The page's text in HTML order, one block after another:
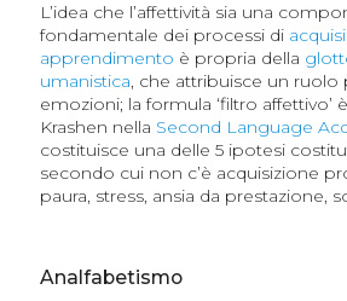
L’idea che l’affettività sia una
fondamentale dei processi di
apprendimento è propria della
umanistica, che attribuisce un ruolo
emozioni; la formula ‘filtro affettivo’
Krashen nella Second Language
costituisce una delle 5 ipotesi
secondo cui non c’è acquisizione
paura, stress, ansia da prestazione,
Analfabetismo